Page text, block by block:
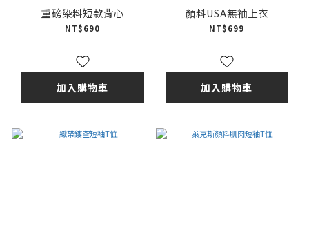
重磅染料短款背心
NT$690
加入購物車
顏料USA無袖上衣
NT$699
加入購物車